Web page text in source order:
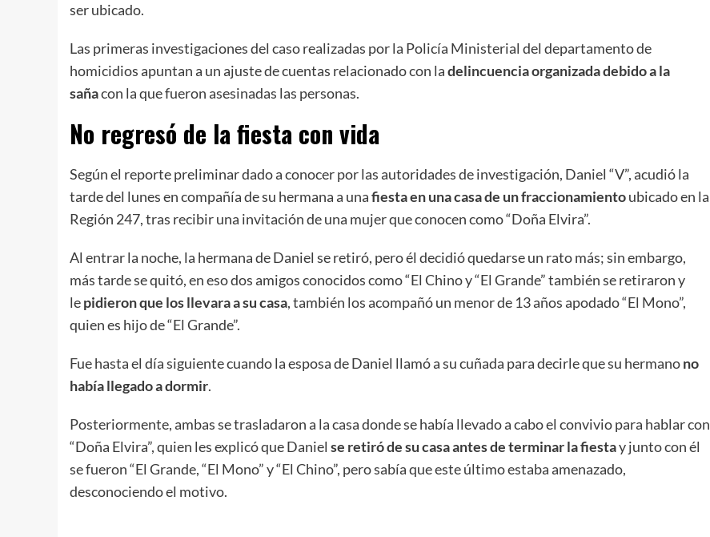
ser ubicado.
Las primeras investigaciones del caso realizadas por la Policía Ministerial del departamento de
homicidios apuntan a un ajuste de cuentas relacionado con ladelincuencia organizada debido a la
sañacon la que fueron asesinadas las personas.
No regresó de la fiesta con vida
Según el reporte preliminar dado a conocer por las autoridades de investigación, Daniel “V”, acudió la
tarde del lunes en compañía de su hermana a unafiesta en una casa de un fraccionamientoubicado en la
Región 247, tras recibir una invitación de una mujer que conocen como “Doña Elvira”.
Al entrar la noche, la hermana de Daniel se retiró, pero él decidió quedarse un rato más; sin embargo,
más tarde se quitó, en eso dos amigos conocidos como “El Chino y “El Grande” también se retiraron y
lepidieron que los llevara a su casa, también los acompañó un menor de 13 años apodado “El Mono”,
quien es hijo de “El Grande”.
Fue hasta el día siguiente cuando la esposa de Daniel llamó a su cuñada para decirle que su hermanono
había llegado a dormir.
Posteriormente, ambas se trasladaron a la casa donde se había llevado a cabo el convivio para hablar con
“Doña Elvira”, quien les explicó que Daniel se retiró de su casa antes de terminar la fiestay junto con él
se fueron “El Grande, “El Mono” y “El Chino”, pero sabía que este último estaba amenazado,
desconociendo el motivo.